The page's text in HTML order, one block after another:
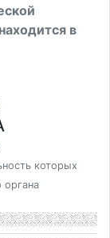
в
которых